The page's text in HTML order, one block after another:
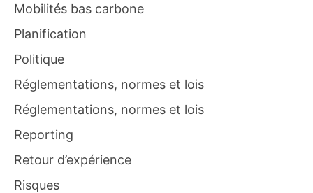
Mobilités bas carbone
Planification
Politique
Réglementations, normes et lois
Réglementations, normes et lois
Reporting
Retour d’expérience
Risques